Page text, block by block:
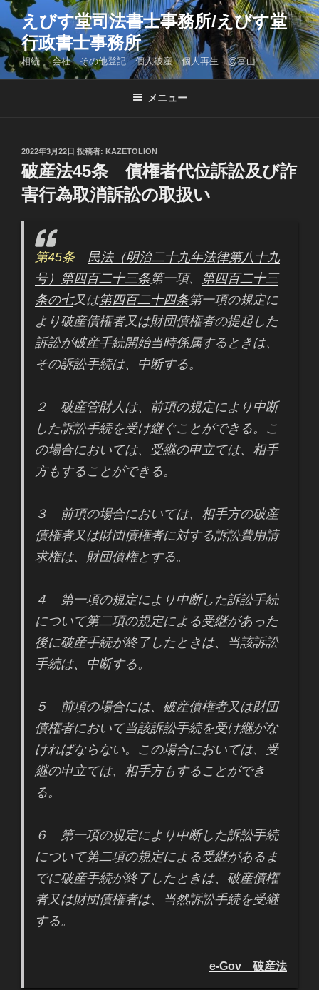
コ
ン
テ
ン
ツ
えびす堂司法書士事務所/えびす堂
行政書士事務所
相続 会社 その他登記 個人破産 個人再生 @富山
メニュー
投
稿
日:
2022年3月22日 投稿者: KAZETOLION
破産法45条 債権者代位訴訟及び詐
害行為取消訴訟の取扱い
第45条
民法（明治二十九年法律第八十九
号）第四百二十三条第一項、
第四百二十三
条の七又は第四百二十四条第一項の規定に
より破産債権者又は財団債権者の提起した
訴訟が破産手続開始当時係属するときは、
その訴訟手続は、中断する。
２ 破産管財人は、前項の規定により中断
した訴訟手続を受け継ぐことができる。こ
の場合においては、受継の申立ては、相手
方もすることができる。
３ 前項の場合においては、相手方の破産
債権者又は財団債権者に対する訴訟費用請
求権は、財団債権とする。
４ 第一項の規定により中断した訴訟手続
について第二項の規定による受継があった
後に破産手続が終了したときは、当該訴訟
手続は、中断する。
５ 前項の場合には、破産債権者又は財団
債権者において当該訴訟手続を受け継がな
ければならない。この場合においては、受
継の申立ては、相手方もすることができ
る。
６ 第一項の規定により中断した訴訟手続
について第二項の規定による受継があるま
でに破産手続が終了したときは、破産債権
者又は財団債権者は、当然訴訟手続を受継
する。
e-Gov 破産法